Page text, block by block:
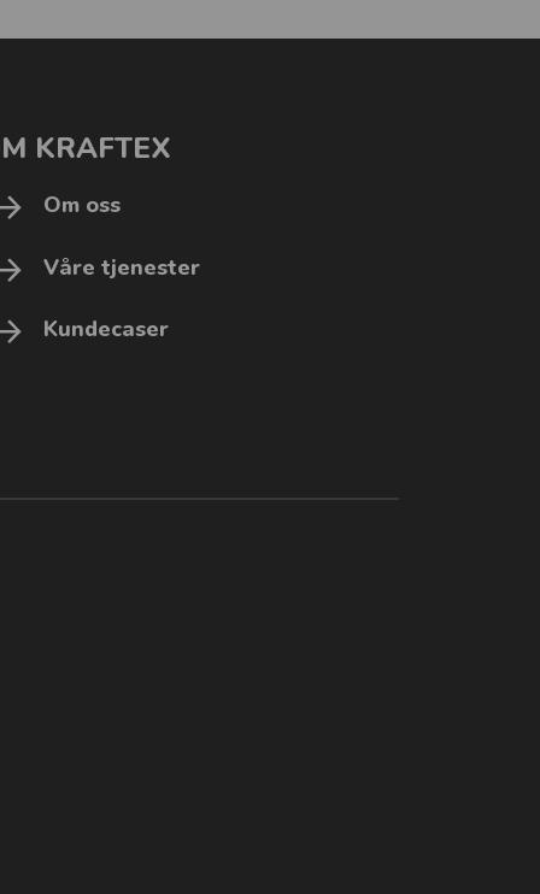
KRAFTEX
Om oss
Våre tjenester
Kundecaser